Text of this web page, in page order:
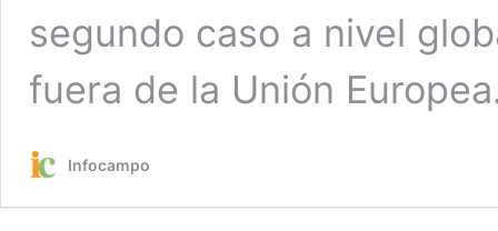
segundo caso a nivel
fuera de la Unión
Infocampo